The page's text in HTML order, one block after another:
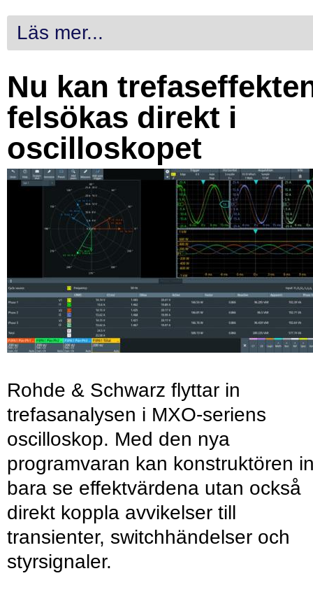
Läs mer...
Nu kan
felsökas direkt i
oscilloskopet
Rohde & Schwarz flyttar in
trefasanalysen i MXO-seriens
oscilloskop. Med den nya
programvaran kan konstruktören
bara se effektvärdena utan också
direkt koppla avvikelser till
transienter, switchhändelser och
styrsignaler.